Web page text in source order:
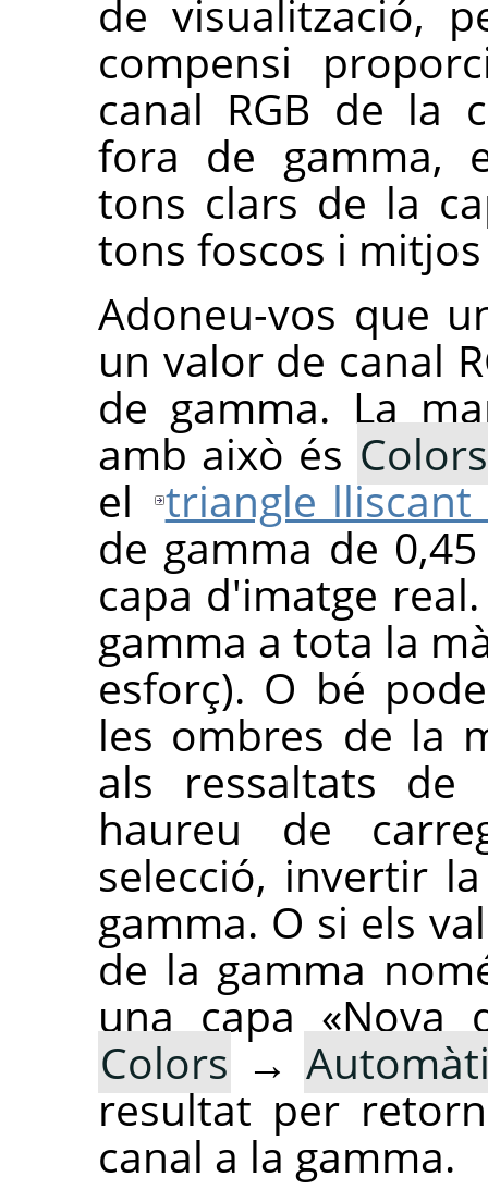
de visualització,
compensi
canal RGB de la
fora de gamma,
tons clars de la
tons foscos i
Adoneu-vos que
un valor de canal
de gamma. La
amb això és Colors
el
triangle
de gamma de
capa d'imatge
gamma a tota la
esforç). O bé
les ombres de la
als ressaltats
haureu de
selecció, invertir
gamma. O si els
de la gamma
una capa «Nova
Colors →
resultat per
canal a la gamma.